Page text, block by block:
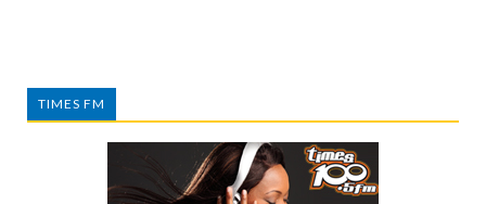
TIMES FM